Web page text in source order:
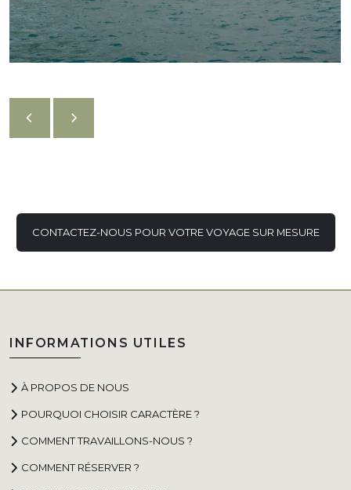
CONTACTEZ-NOUS POUR VOTRE VOYAGE SUR MESURE
INFORMATIONS UTILES
À PROPOS DE NOUS
POURQUOI CHOISIR CARACTÈRE ?
COMMENT TRAVAILLONS-NOUS ?
COMMENT RÉSERVER ?